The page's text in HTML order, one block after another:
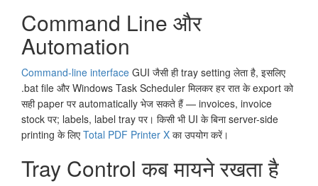
Command Line और
Automation
Command-line interface GUI जैसी ही tray setting लेता है, इसलिए
.bat file और Windows Task Scheduler मिलकर हर रात के export को
सही paper पर automatically भेज सकते हैं — invoices, invoice
stock पर; labels, label tray पर। किसी भी UI के बिना server-side
printing के लिएTotal PDF Printer X का उपयोग करें।
Tray Control कब मायने रखता है